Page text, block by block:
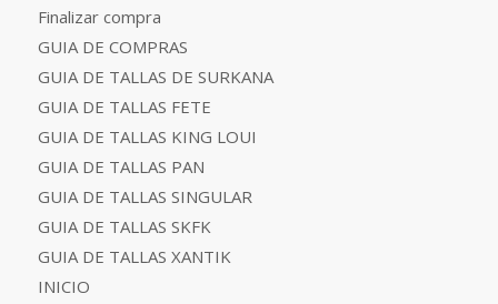
Finalizar compra
GUIA DE COMPRAS
GUIA DE TALLAS DE SURKANA
GUIA DE TALLAS FETE
GUIA DE TALLAS KING LOUI
GUIA DE TALLAS PAN
GUIA DE TALLAS SINGULAR
GUIA DE TALLAS SKFK
GUIA DE TALLAS XANTIK
INICIO